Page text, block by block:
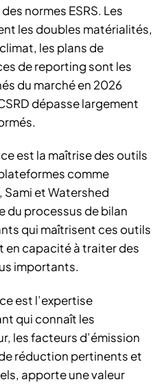
normes ESRS. Les
les doubles matérialités,
les plans de
de reporting sont les
du marché en 2026
dépasse largement
est la maîtrise des outils
comme
Sami et Watershed
du processus de bilan
qui maîtrisent ces outils
capacité à traiter des
importants.
est l’expertise
qui connaît les
les facteurs d’émission
réduction pertinents et
apporte une valeur